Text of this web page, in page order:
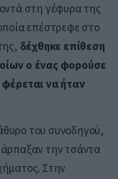
στη γέφυρα της
επέστρεφε στο
δέχθηκε επίθεση
ο ένας φορούσε
να ήταν
του συνοδηγού,
άρπαξαν την τσάντα
Στην